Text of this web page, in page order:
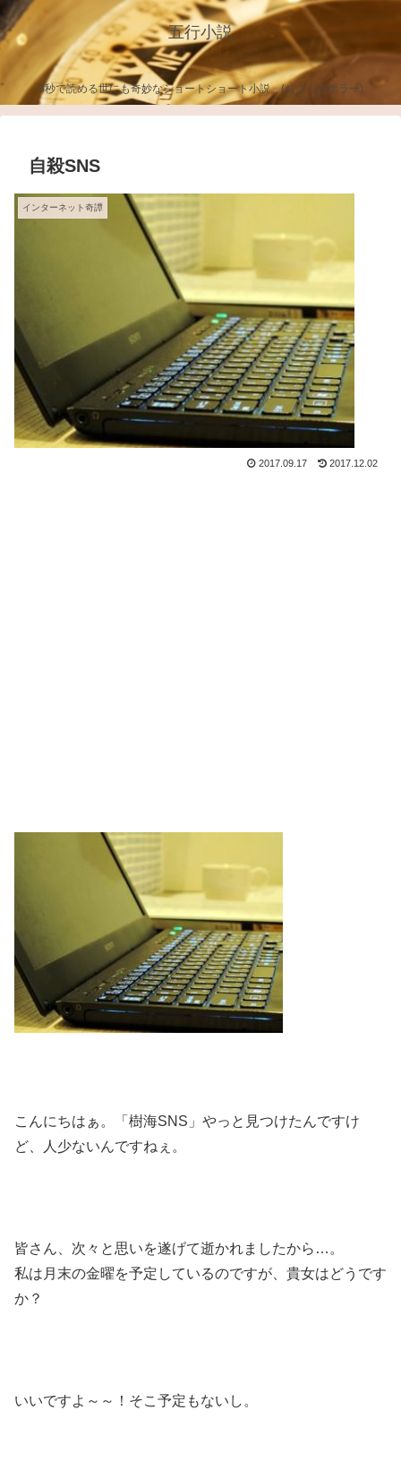
五行小説
5秒で読める世にも奇妙なショートショート小説。(ちょっとホラー)
自殺SNS
インターネット奇譚
2017.09.17 2017.12.02
こんにちはぁ。「樹海SNS」やっと見つけたんですけ
ど、人少ないんですねぇ。
皆さん、次々と思いを遂げて逝かれましたから…。
私は月末の金曜を予定しているのですが、貴女はどうです
か？
いいですよ～～！そこ予定もないし。